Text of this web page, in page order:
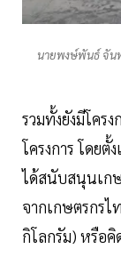
นายพงษ์พันธ์ จัน
รวมทั้งยังมีโคร
โครงการ โดย
ได้สนับสนุนเก
จากเกษตรกรไ
กิโลกรัม) หรือ